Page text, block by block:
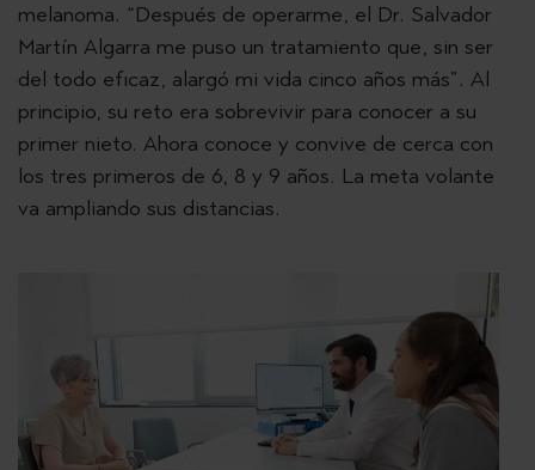
melanoma. “Después de operarme, el Dr. Salvador
Martín Algarra me puso un tratamiento que, sin ser
del todo eficaz, alargó mi vida cinco años más”. Al
principio, su reto era sobrevivir para conocer a su
primer nieto. Ahora conoce y convive de cerca con
los tres primeros de 6, 8 y 9 años. La meta volante
va ampliando sus distancias.